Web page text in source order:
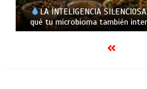
LA INTELIGENCIA
qué tu cuerpo no puede